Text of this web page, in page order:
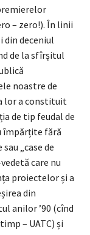
– zero!). În linii
din deceniul
de la sfîrșitul
noastre de
lor a constituit
de tip feudal de
împărțite fără
„case de
care nu
proiectelor și a
din
anilor ’90 (cînd
– UATC) și